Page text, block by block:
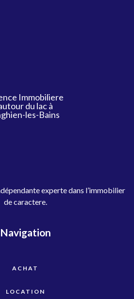
Immobiliere
du lac à
les-Bains
experte dans l’immobilier
de caractere.
Navigation
ACHAT
LOCATION